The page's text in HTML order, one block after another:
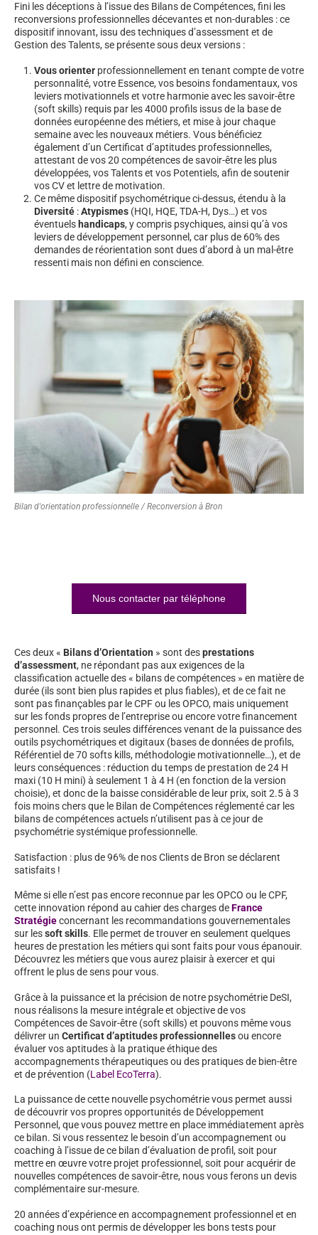
Fini les déceptions à l’issue des Bilans de Compétences, fini les
reconversions professionnelles décevantes et non-durables : ce
dispositif innovant, issu des techniques d’assessment et de
Gestion des Talents, se présente sous deux versions :
Vous orienter professionnellement en tenant compte de votre
personnalité, votre Essence, vos besoins fondamentaux, vos
leviers motivationnels et votre harmonie avec les savoir-être
(soft skills) requis par les 4000 profils issus de la base de
données européenne des métiers, et mise à jour chaque
semaine avec les nouveaux métiers. Vous bénéficiez
également d’un Certificat d’aptitudes professionnelles,
attestant de vos 20 compétences de savoir-être les plus
développées, vos Talents et vos Potentiels, afin de soutenir
vos CV et lettre de motivation.
Ce même dispositif psychométrique ci-dessus, étendu à la
Diversité :Atypismes (HQI, HQE, TDA-H, Dys…) et vos
éventuels handicaps, y compris psychiques, ainsi qu’à vos
leviers de développement personnel, car plus de 60% des
demandes de réorientation sont dues d’abord à un mal-être
ressenti mais non défini en conscience.
Bilan d'orientation professionnelle / Reconversion à Bron
Nous contacter par téléphone
Ces deux « Bilans d’Orientation » sont desprestations
d’assessment, ne répondant pas aux exigences de la
classification actuelle des « bilans de compétences » en matière de
durée (ils sont bien plus rapides et plus fiables), et de ce fait ne
sont pas finançables par le CPF ou les OPCO, mais uniquement
sur les fonds propres de l’entreprise ou encore votre financement
personnel. Ces trois seules différences venant de la puissance des
outils psychométriques et digitaux (bases de données de profils,
Référentiel de 70 softs kills, méthodologie motivationnelle…), et de
leurs conséquences : réduction du temps de prestation de 24 H
maxi (10 H mini) à seulement 1 à 4 H (en fonction de la version
choisie), et donc de la baisse considérable de leur prix, soit 2.5 à 3
fois moins chers que le Bilan de Compétences réglementé car les
bilans de compétences actuels n’utilisent pas à ce jour de
psychométrie systémique professionnelle.
Satisfaction : plus de 96% de nos Clients de Bron se déclarent
satisfaits !
Même si elle n’est pas encore reconnue par les OPCO ou le CPF,
cette innovation répond au cahier des charges deFrance
Stratégieconcernant les recommandations gouvernementales
sur lessoft skills. Elle permet de trouver en seulement quelques
heures de prestation les métiers qui sont faits pour vous épanouir.
Découvrez les métiers que vous aurez plaisir à exercer et qui
offrent le plus de sens pour vous.
Grâce à la puissance et la précision de notre psychométrie DeSI,
nous réalisons la mesure intégrale et objective de vos
Compétences de Savoir-être (soft skills) et pouvons même vous
délivrer un Certificat d’aptitudes professionnellesou encore
évaluer vos aptitudes à la pratique éthique des
accompagnements thérapeutiques ou des pratiques de bien-être
et de prévention (Label EcoTerra).
La puissance de cette nouvelle psychométrie vous permet aussi
de découvrir vos propres opportunités de Développement
Personnel, que vous pouvez mettre en place immédiatement après
ce bilan. Si vous ressentez le besoin d’un accompagnement ou
coaching à l’issue de ce bilan d’évaluation de profil, soit pour
mettre en œuvre votre projet professionnel, soit pour acquérir de
nouvelles compétences de savoir-être, nous vous ferons un devis
complémentaire sur-mesure.
20 années d’expérience en accompagnement professionnel et en
coaching nous ont permis de développer les bons tests pour